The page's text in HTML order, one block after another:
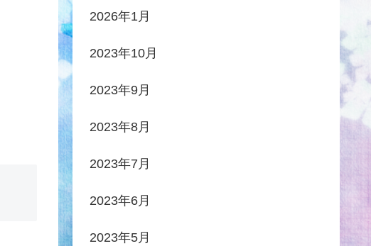
2026年1月
2023年10月
2023年9月
2023年8月
2023年7月
2023年6月
2023年5月